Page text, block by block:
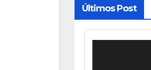
Últimos Post